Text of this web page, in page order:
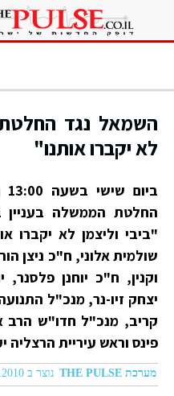
השמאל נגד החלטת
לא יקברו אותנו"
החלטת הממשלה בעניין
"ביבי וליצמן לא יקברו
שולמית אלוני, ח"כ ניצן
וקנין, ח"כ יוחנן פלסנר,
יצחק זיו-נר, מנכ"ל
קריב, מנכ"ל חדו"ש הרב
פינס וראש עיריית הרצליה
מערכת THE PULSE נוצר ב 24.03.2010 06:03